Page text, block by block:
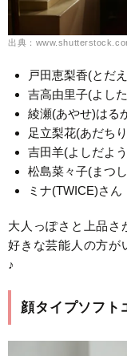
出典：
戸田恵梨香(とだ
吉高由里子(よし
綾瀬(あやせ)はる
足立梨花(あだち
吉田羊(よしだよ
松島菜々子(まつ
ミナ(TWICE)さん
大人っぽさと上品
好きな芸能人の方が
♪
顔タイプソフト